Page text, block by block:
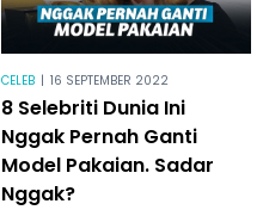
CELEB | 16 SEPTEMBER 2022
8 Selebriti Dunia Ini
Nggak Pernah Ganti
Model Pakaian. Sadar
Nggak?